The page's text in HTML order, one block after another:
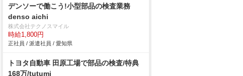
デンソーで働こう!小型部品の検査業務
denso aichi
株式会社テクノスマイル
時給1,800円
正社員 / 派遣社員 / 愛知県
トヨタ自動車 田原工場で部品の検査/特典
168万/tutumi